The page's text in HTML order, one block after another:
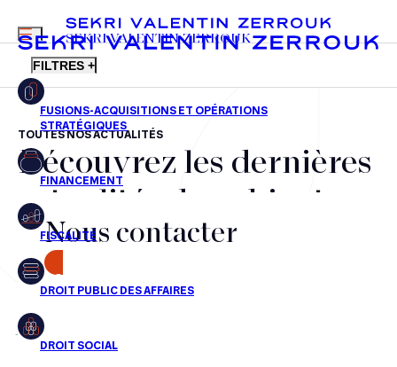
FR EN
MENU
SEKRI VALENTIN ZERROUK
FILTRES +
Fusions-acquisitions et opérations stratégiques
Financement
Fiscalité
Droit public des affaires
Droit social
TOUTES NOS ACTUALITÉS
Découvrez les dernières
actualités du cabinet,
nos récompenses et nos
transactions, jour après
jour
Nous contacter